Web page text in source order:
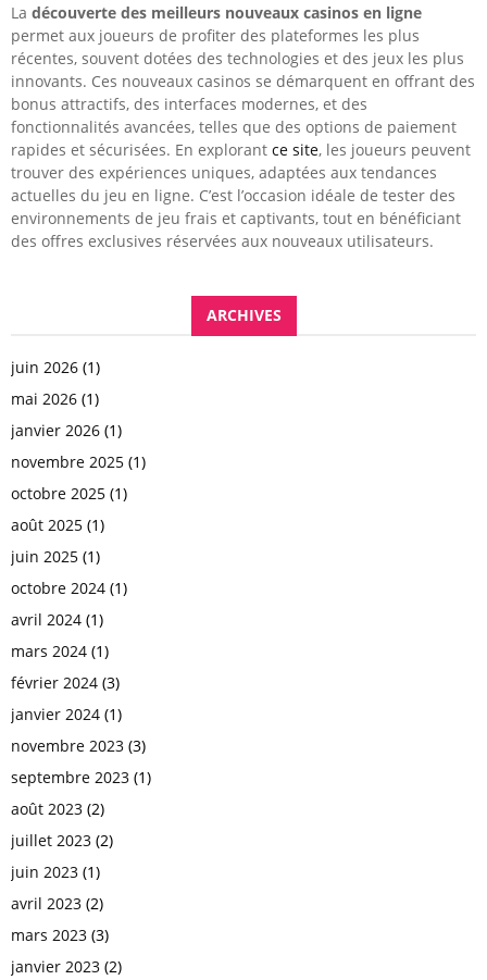
La découverte des meilleurs nouveaux casinos en ligne
permet aux joueurs de profiter des plateformes les plus
récentes, souvent dotées des technologies et des jeux les plus
innovants. Ces nouveaux casinos se démarquent en offrant des
bonus attractifs, des interfaces modernes, et des
fonctionnalités avancées, telles que des options de paiement
rapides et sécurisées. En explorant ce site, les joueurs peuvent
trouver des expériences uniques, adaptées aux tendances
actuelles du jeu en ligne. C’est l’occasion idéale de tester des
environnements de jeu frais et captivants, tout en bénéficiant
des offres exclusives réservées aux nouveaux utilisateurs.
ARCHIVES
juin 2026 (1)
mai 2026 (1)
janvier 2026 (1)
novembre 2025 (1)
octobre 2025 (1)
août 2025 (1)
juin 2025 (1)
octobre 2024 (1)
avril 2024 (1)
mars 2024 (1)
février 2024 (3)
janvier 2024 (1)
novembre 2023 (3)
septembre 2023 (1)
août 2023 (2)
juillet 2023 (2)
juin 2023 (1)
avril 2023 (2)
mars 2023 (3)
janvier 2023 (2)